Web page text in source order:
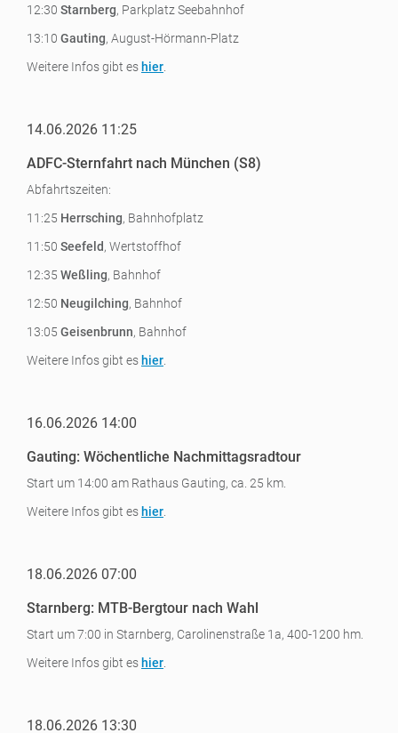
12:30 Starnberg, Parkplatz Seebahnhof
13:10 Gauting, August-Hörmann-Platz
Weitere Infos gibt es hier
14.06.2026 11:25
ADFC-Sternfahrt nach München (S8)
Abfahrtszeiten:
11:25 Herrsching, Bahnhofplatz
11:50 Seefeld, Wertstoffhof
12:35 Weßling, Bahnhof
12:50 Neugilching, Bahnhof
13:05 Geisenbrunn, Bahnhof
Weitere Infos gibt es hier
16.06.2026 14:00
Gauting: Wöchentliche Nachmittagsradtour
Start um 14:00 am Rathaus Gauting, ca. 25 km.
Weitere Infos gibt es hier
18.06.2026 07:00
Starnberg: MTB-Bergtour nach Wahl
Start um 7:00 in Starnberg, Carolinenstraße 1a, 400-1200 hm.
Weitere Infos gibt es hier
18.06.2026 13:30